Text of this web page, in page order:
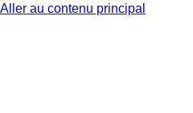
Aller au contenu principal